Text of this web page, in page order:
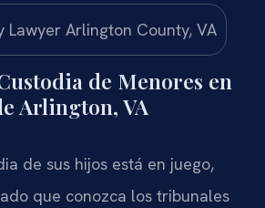
de Menores en
Arlington, VA
de sus hijos está en juego,
que conozca los tribunales